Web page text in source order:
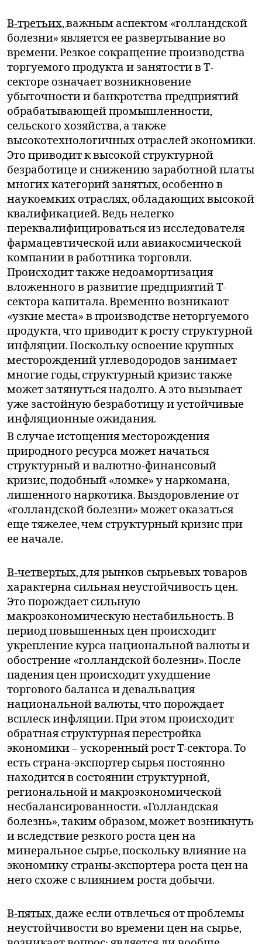
В-третьих,важным аспектом «голландской
болезни» является ее развертывание во
времени. Резкое сокращение производства
торгуемого продукта и занятости в Т-
секторе означает возникновение
убыточности и банкротства предприятий
обрабатывающей промышленности,
сельского хозяйства, а также
высокотехнологичных отраслей экономики.
Это приводит к высокой структурной
безработице и снижению заработной платы
многих категорий занятых, особенно в
наукоемких отраслях, обладающих высокой
квалификацией. Ведь нелегко
переквалифицироваться из исследователя
фармацевтической или авиакосмической
компании в работника торговли.
Происходит также недоамортизация
вложенного в развитие предприятий Т-
сектора капитала. Временно возникают
«узкие места» в производстве неторгуемого
продукта, что приводит к росту структурной
инфляции. Поскольку освоение крупных
месторождений углеводородов занимает
многие годы, структурный кризис также
может затянуться надолго. А это вызывает
уже застойную безработицу и устойчивые
инфляционные ожидания.
В случае истощения месторождения
природного ресурса может начаться
структурный и валютно-финансовый
кризис, подобный «ломке» у наркомана,
лишенного наркотика. Выздоровление от
«голландской болезни» может оказаться
еще тяжелее, чем структурный кризис при
ее начале.
В-четвертых,для рынков сырьевых товаров
характерна сильная неустойчивость цен.
Это порождает сильную
макроэкономическую нестабильность. В
период повышенных цен происходит
укрепление курса национальной валюты и
обострение «голландской болезни». После
падения цен происходит ухудшение
торгового баланса и девальвация
национальной валюты, что порождает
всплеск инфляции. При этом происходит
обратная структурная перестройка
экономики – ускоренный рост Т-сектора. То
есть страна-экспортер сырья постоянно
находится в состоянии структурной,
региональной и макроэкономической
несбалансированности. «Голландская
болезнь», таким образом, может возникнуть
и вследствие резкого роста цен на
минеральное сырье, поскольку влияние на
экономику страны-экспортера роста цен на
него схоже с влиянием роста добычи.
В-пятых,даже если отвлечься от проблемы
неустойчивости во времени цен на сырье,